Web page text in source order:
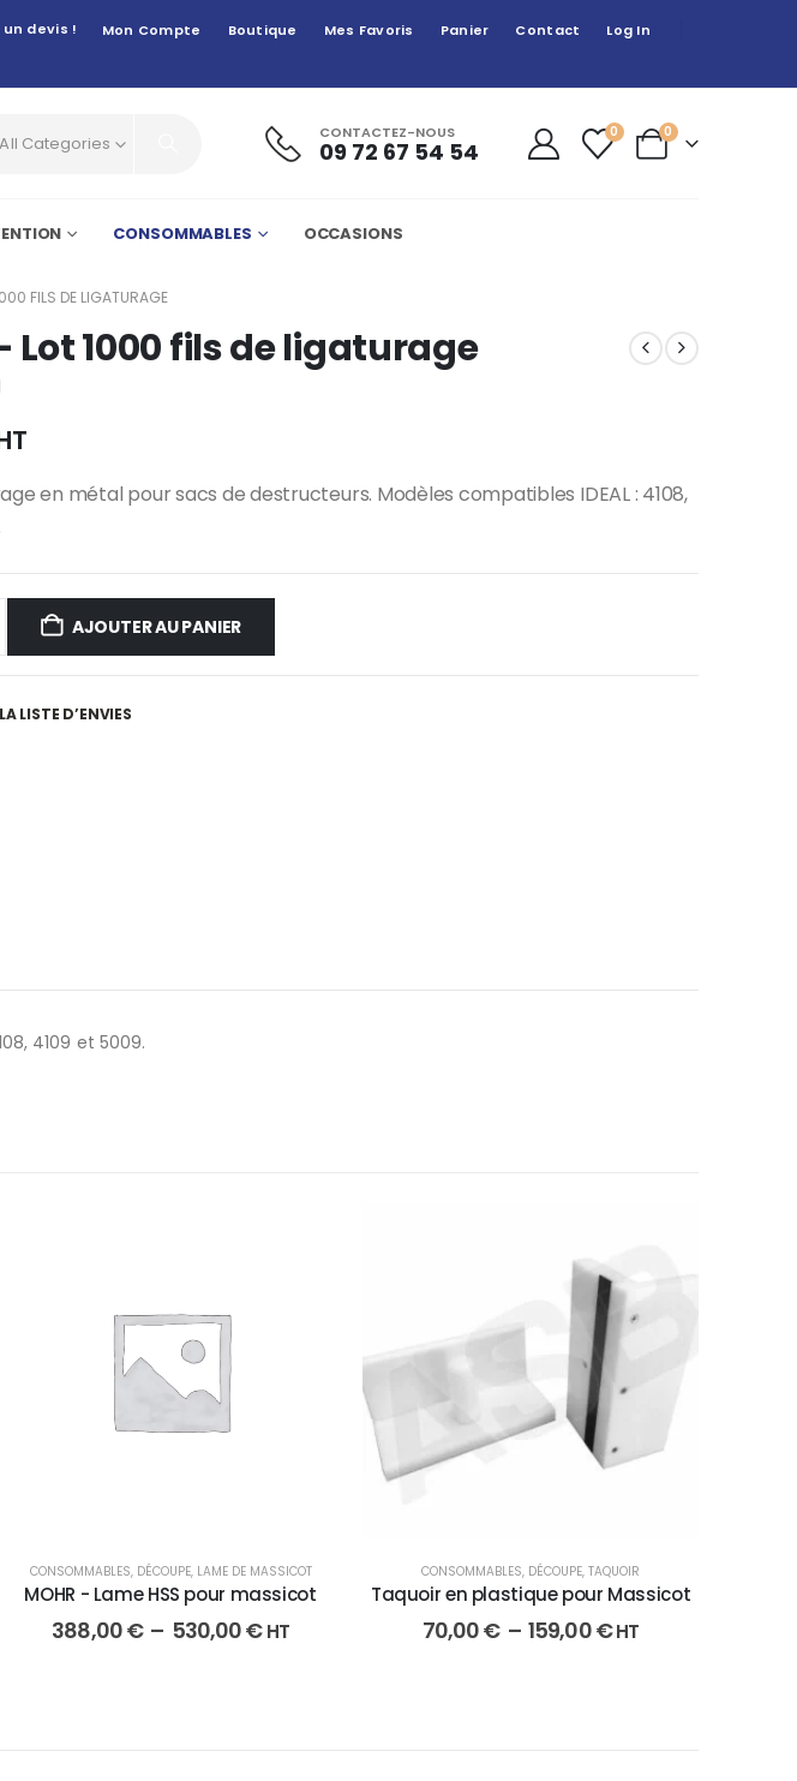
devis ! Mon Compte Boutique Mes Favoris Panier Contact Log In
All Categories CONTACTEZ-NOUS
09 72 67 54 54
0 0
CONSOMMABLES OCCASIONS
FILS DE LIGATURAGE
Lot 1000 fils de ligaturage
en métal pour sacs de destructeurs. Modèles compatibles IDEAL : 4108,
AJOUTER AU PANIER
LISTE D’ENVIES
4109 et 5009.
CONSOMMABLES, DÉCOUPE, LAME DE MASSICOT
MOHR - Lame HSS pour massicot
388,00€ – 530,00€HT
CONSOMMABLES, DÉCOUPE, TAQUOIR
Taquoir en plastique pour Massicot
70,00€ – 159,00€HT